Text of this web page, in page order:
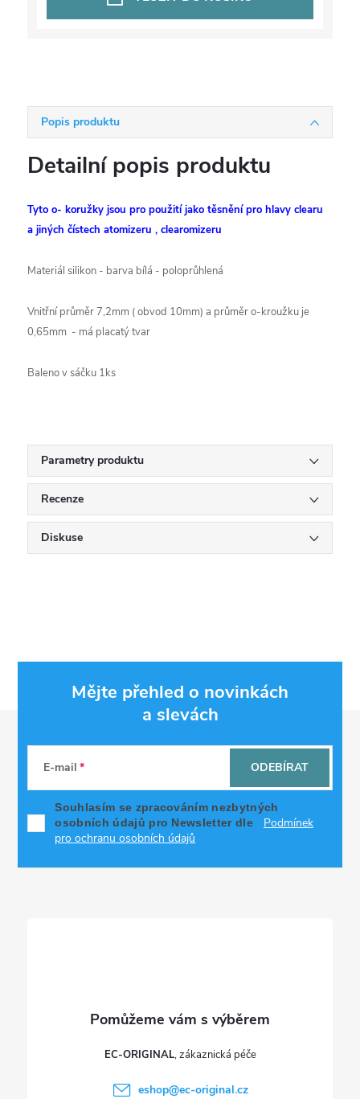
Popis produktu
Detailní popis produktu
Tyto o- koružky jsou pro použití jako těsnění pro hlavy clearu
a jiných čístech atomizeru , clearomizeru
Materiál silikon - barva bílá - poloprůhlená
Vnitřní průměr 7,2mm ( obvod 10mm) a průměr o-kroužku je
0,65mm - má placatý tvar
Baleno v sáčku 1ks
Parametry produktu
Recenze
Diskuse
Mějte přehled o novinkách
a slevách
E-mail
Souhlasím se zpracováním nezbytných
osobních údajů pro Newsletter dle
Podmínek
pro ochranu osobních údajů
ODEBÍRAT
EC-ORIGINAL
eshop@ec-original.cz